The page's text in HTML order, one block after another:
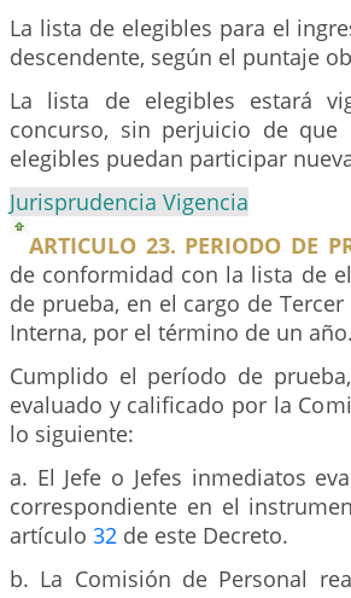
La lista de elegibles para el
descendente, según el puntaje
La lista de elegibles estará
concurso, sin perjuicio de
elegibles puedan participar
Jurisprudencia Vigencia
ARTICULO 23. PERIODO DE
de conformidad con la lista de
de prueba, en el cargo de
Interna, por el término de un año.
Cumplido el período de
evaluado y calificado por la
lo siguiente:
a. El Jefe o Jefes inmediatos
correspondiente en el
artículo 32 de este Decreto.
b. La Comisión de Personal